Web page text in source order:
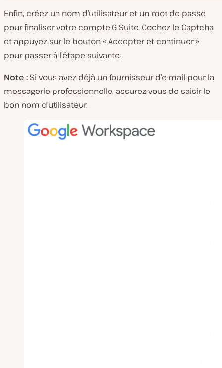
Enfin, créez un nom d’utilisateur et un mot de passe
pour finaliser votre compte G Suite. Cochez le Captcha
et appuyez sur le bouton « Accepter et continuer »
pour passer à l’étape suivante.
Note : Si vous avez déjà un fournisseur d’e-mail pour la
messagerie professionnelle, assurez-vous de saisir le
bon nom d’utilisateur.